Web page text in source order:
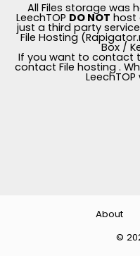
All Files storage was
LeechTOP DO NOT host
just a third party
File Hosting
Box /
If you want to contact
contact File hosting .
©
About